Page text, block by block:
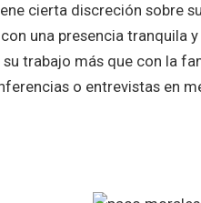
cierta discreción sobre
una presencia tranquila
trabajo más que con la
o entrevistas en